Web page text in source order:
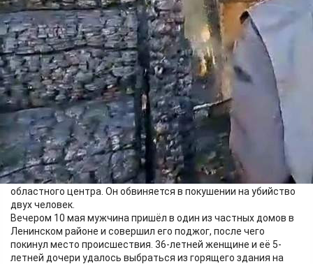
Фото:
СК Российской Федерации по Новосибирской области
Следственным отделом по Ленинскому району города
Новосибирск следственного управления Следственного
комитета Российской Федерации по Новосибирской области
возбуждено уголовное дело в отношении 43-летнего жителя
областного центра. Он обвиняется в покушении на убийство
двух человек.
Вечером 10 мая мужчина пришёл в один из частных домов в
Ленинском районе и совершил его поджог, после чего
покинул место происшествия. 36-летней женщине и её 5-
летней дочери удалось выбраться из горящего здания на